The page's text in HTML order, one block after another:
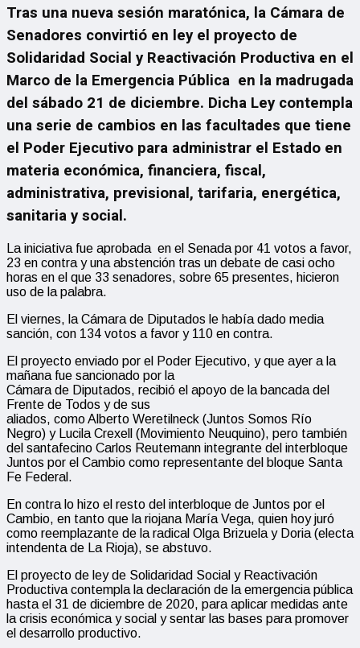
Tras una nueva sesión maratónica, la Cámara de
Senadores convirtió en ley el proyecto de
Solidaridad Social y Reactivación Productiva en el
Marco de la Emergencia Pública en la madrugada
del sábado 21 de diciembre. Dicha Ley contempla
una serie de cambios en las facultades que tiene
el Poder Ejecutivo para administrar el Estado en
materia económica, financiera, fiscal,
administrativa, previsional, tarifaria, energética,
sanitaria y social.
La iniciativa fue aprobada en el Senada por 41 votos a favor,
23 en contra y una abstención tras un debate de casi ocho
horas en el que 33 senadores, sobre 65 presentes, hicieron
uso de la palabra.
El viernes, la Cámara de Diputados le había dado media
sanción, con 134 votos a favor y 110 en contra.
El proyecto enviado por el Poder Ejecutivo, y que ayer a la
mañana fue sancionado por la
Cámara de Diputados, recibió el apoyo de la bancada del
Frente de Todos y de sus
aliados, como Alberto Weretilneck (Juntos Somos Río
Negro) y Lucila Crexell (Movimiento Neuquino), pero también
del santafecino Carlos Reutemann integrante del interbloque
Juntos por el Cambio como representante del bloque Santa
Fe Federal.
En contra lo hizo el resto del interbloque de Juntos por el
Cambio, en tanto que la riojana María Vega, quien hoy juró
como reemplazante de la radical Olga Brizuela y Doria (electa
intendenta de La Rioja), se abstuvo.
El proyecto de ley de Solidaridad Social y Reactivación
Productiva contempla la declaración de la emergencia pública
hasta el 31 de diciembre de 2020, para aplicar medidas ante
la crisis económica y social y sentar las bases para promover
el desarrollo productivo.